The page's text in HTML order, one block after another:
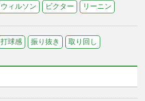
ウィルソン ビクター リーニン
打球感 振り抜き 取り回し